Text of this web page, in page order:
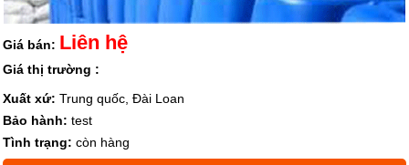
Giá bán: Liên hệ
Giá thị trường :
Xuất xứ: Trung quốc, Đài Loan
Bảo hành: test
Tình trạng: còn hàng